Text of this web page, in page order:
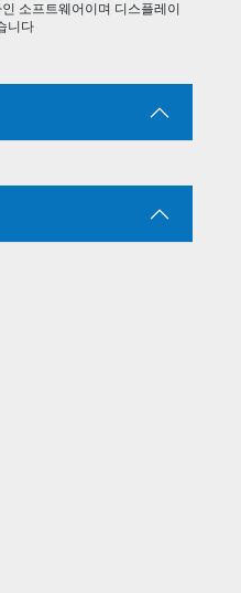
소프트웨어이며 디스플레이
니다